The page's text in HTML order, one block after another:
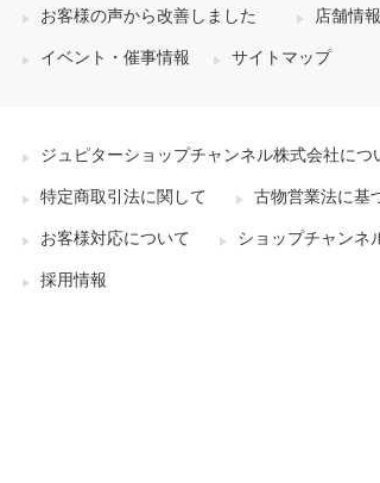
お客様の声から改善しました 店舗情報
イベント・催事情報 サイトマップ
ジュピターショップチャンネル株式会社につ
特定商取引法に関して 古物営業法に基
お客様対応について ショップチャンネ
採用情報